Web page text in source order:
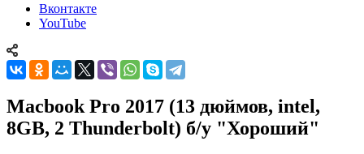
Вконтакте
YouTube
Macbook Pro 2017 (13 дюймов, intel,
8GB, 2 Thunderbolt) б/у "Хороший"